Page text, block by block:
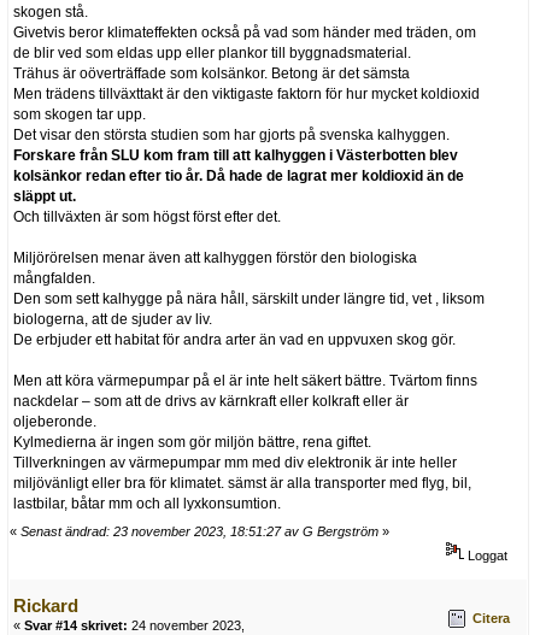
skogen stå.
Givetvis beror klimateffekten också på vad som händer med träden, om
de blir ved som eldas upp eller plankor till byggnadsmaterial.
Trähus är oöverträffade som kolsänkor. Betong är det sämsta
Men trädens tillväxttakt är den viktigaste faktorn för hur mycket koldioxid
som skogen tar upp.
Det visar den största studien som har gjorts på svenska kalhyggen.
Forskare från SLU kom fram till att kalhyggen i Västerbotten blev
kolsänkor redan efter tio år. Då hade de lagrat mer koldioxid än de
släppt ut.
Och tillväxten är som högst först efter det.
Miljörörelsen menar även att kalhyggen förstör den biologiska
mångfalden.
Den som sett kalhygge på nära håll, särskilt under längre tid, vet , liksom
biologerna, att de sjuder av liv.
De erbjuder ett habitat för andra arter än vad en uppvuxen skog gör.
Men att köra värmepumpar på el är inte helt säkert bättre. Tvärtom finns
nackdelar – som att de drivs av kärnkraft eller kolkraft eller är
oljeberonde.
Kylmedierna är ingen som gör miljön bättre, rena giftet.
Tillverkningen av värmepumpar mm med div elektronik är inte heller
miljövänligt eller bra för klimatet. sämst är alla transporter med flyg, bil,
lastbilar, båtar mm och all lyxkonsumtion.
« Senast ändrad: 23 november 2023, 18:51:27 av G Bergström »
Loggat
Rickard
« Svar #14 skrivet: 24 november 2023,
Citera